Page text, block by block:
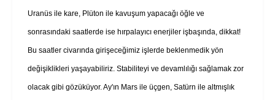
Uranüs ile kare, Plüton ile kavuşum yapacağı öğle ve
sonrasındaki saatlerde ise hırpalayıcı enerjiler işbaşında, dikkat!
Bu saatler civarında girişeceğimiz işlerde beklenmedik yön
değişiklikleri yaşayabiliriz. Stabiliteyi ve devamlılığı sağlamak zor
olacak gibi gözüküyor. Ay'ın Mars ile üçgen, Satürn ile altmışlık